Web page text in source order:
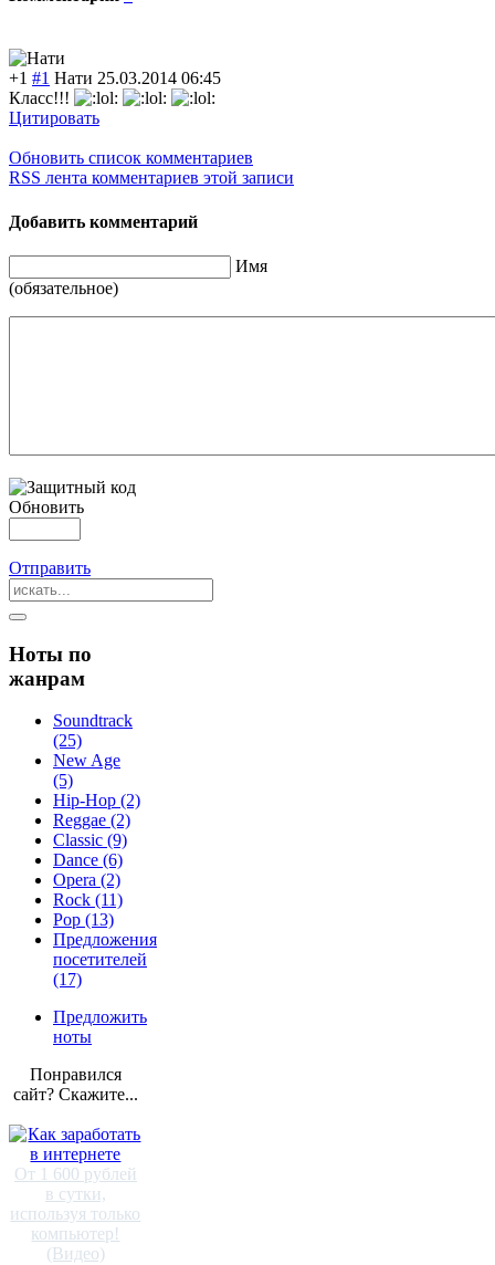
+1 #1 Нати 25.03.2014 06:45
Класс!!!
Цитировать
Обновить список комментариев
RSS лента комментариев этой записи
Добавить комментарий
Имя
(обязательное)
Обновить
Отправить
Ноты по
жанрам
Soundtrack
(25)
New Age
(5)
Hip-Hop (2)
Reggae (2)
Classic (9)
Dance (6)
Opera (2)
Rock (11)
Pop (13)
Предложения
посетителей
(17)
Предложить
ноты
Понравился
сайт? Скажите...
От 1 600 рублей
в сутки,
используя только
компьютер!
(Видео)